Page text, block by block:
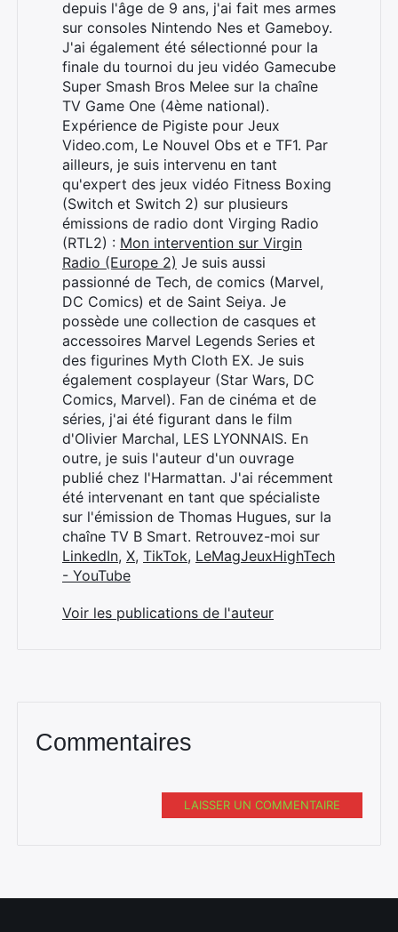
depuis l'âge de 9 ans, j'ai fait mes armes
sur consoles Nintendo Nes et Gameboy.
J'ai également été sélectionné pour la
finale du tournoi du jeu vidéo Gamecube
Super Smash Bros Melee sur la chaîne
TV Game One (4ème national).
Expérience de Pigiste pour Jeux
Video.com, Le Nouvel Obs et e TF1. Par
ailleurs, je suis intervenu en tant
qu'expert des jeux vidéo Fitness Boxing
(Switch et Switch 2) sur plusieurs
émissions de radio dont Virging Radio
(RTL2) : Mon intervention sur Virgin
Radio (Europe 2) Je suis aussi
passionné de Tech, de comics (Marvel,
DC Comics) et de Saint Seiya. Je
possède une collection de casques et
accessoires Marvel Legends Series et
des figurines Myth Cloth EX. Je suis
également cosplayeur (Star Wars, DC
Comics, Marvel). Fan de cinéma et de
séries, j'ai été figurant dans le film
d'Olivier Marchal, LES LYONNAIS. En
outre, je suis l'auteur d'un ouvrage
publié chez l'Harmattan. J'ai récemment
été intervenant en tant que spécialiste
sur l'émission de Thomas Hugues, sur la
chaîne TV B Smart. Retrouvez-moi sur
LinkedIn, X, TikTok, LeMagJeuxHighTech
- YouTube
Voir les publications de l'auteur
Commentaires
LAISSER UN COMMENTAIRE
Rechercher
: